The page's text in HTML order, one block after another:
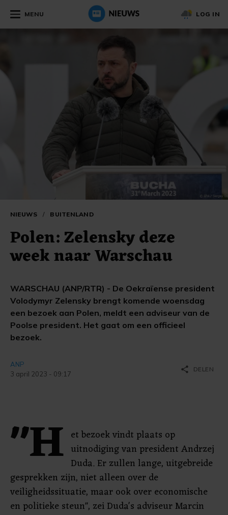
MENU LOG IN
NIEUWS / BUITENLAND
Polen: Zelensky deze
week naar Warschau
WARSCHAU (ANP/RTR) - De Oekraïense president
Volodymyr Zelensky brengt komende woensdag
een bezoek aan Polen, meldt een adviseur van de
Poolse president. Het gaat om een officieel
bezoek.
ANP
3 april 2023 - 09:17
share DELEN
"H et bezoek vindt plaats op
uitnodiging van president Andrzej
Duda. Er zullen lange, uitgebreide
gesprekken zijn, niet alleen over de
veiligheidssituatie, maar ook over economische
en politieke steun", zei Duda's adviseur Marcin